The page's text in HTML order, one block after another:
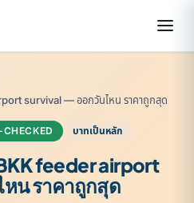
survival — ออกวันไหน ราคาถูกสุด
บาทเป็นหลัก
feeder airport
น ราคาถูกสุด